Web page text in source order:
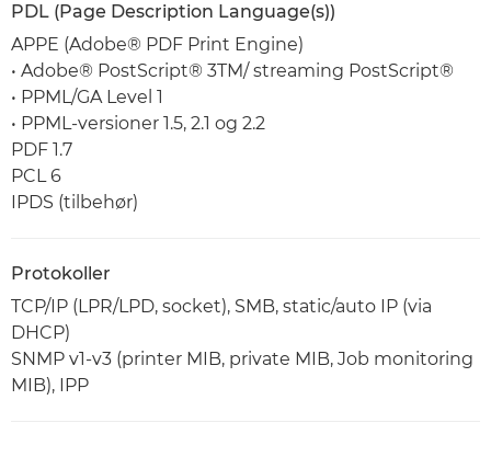
PDL (Page Description Language(s))
APPE (Adobe® PDF Print Engine)
• Adobe® PostScript® 3TM/ streaming PostScript®
• PPML/GA Level 1
• PPML-versioner 1.5, 2.1 og 2.2
PDF 1.7
PCL 6
IPDS (tilbehør)
Protokoller
TCP/IP (LPR/LPD, socket), SMB, static/auto IP (via
DHCP)
SNMP v1-v3 (printer MIB, private MIB, Job monitoring
MIB), IPP